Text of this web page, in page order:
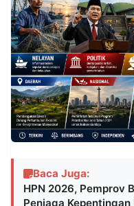
Baca Juga:
HPN 2026, Pemprov
Penjaga Kepentingan